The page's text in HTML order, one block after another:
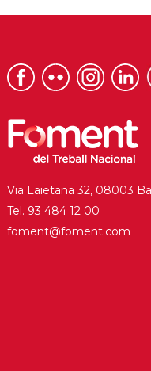
Via Laietana 32, 08003
Tel. 93 484 12 00
foment@foment.com